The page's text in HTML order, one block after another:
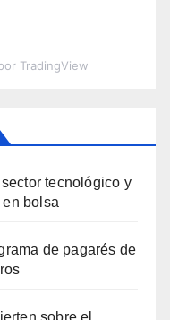
TradingView
tecnológico y
bolsa
de pagarés de
sobre el